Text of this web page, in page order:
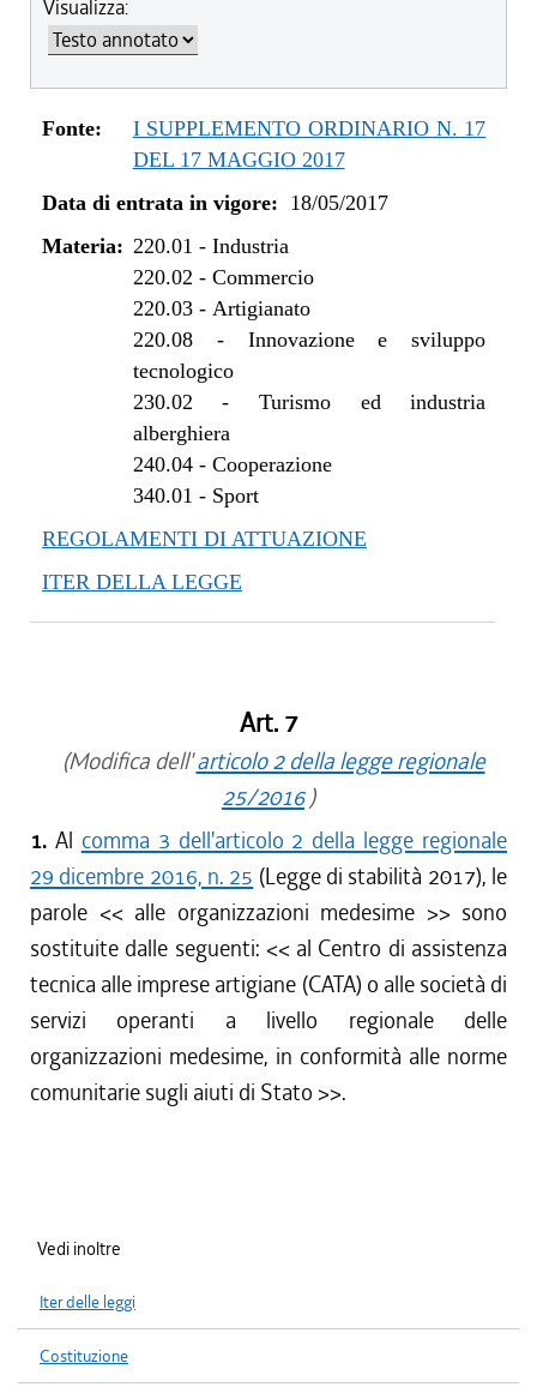
Visualizza:
Fonte:
I SUPPLEMENTO ORDINARIO N. 17
DEL 17 MAGGIO 2017
Data di entrata in vigore: 18/05/2017
Materia: 220.01 - Industria
220.02 - Commercio
220.03- Artigianato
220.08- Innovazione e sviluppo
tecnologico
230.02 -Turismo ed industria
alberghiera
240.04- Cooperazione
340.01 - Sport
REGOLAMENTI DI ATTUAZIONE
ITER DELLA LEGGE
Art. 7
(Modifica dell'articolo 2 della legge regionale
25/2016)
1. Al comma 3 dell'articolo 2 della legge regionale
29 dicembre 2016, n. 25 (Legge di stabilità 2017), le
parole << alle organizzazioni medesime >> sono
sostituite dalle seguenti: << al Centro di assistenza
tecnica alle imprese artigiane (CATA) o alle società di
servizi operanti a livello regionale delle
organizzazioni medesime, in conformità alle norme
comunitarie sugli aiuti di Stato >>.
Vedi inoltre
Iter delle leggi
Costituzione